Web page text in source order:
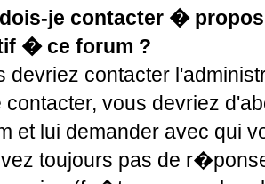
je contacter �
� ce forum ?
devriez contacter
vous devriez
et lui demander avec qui
toujours pas de